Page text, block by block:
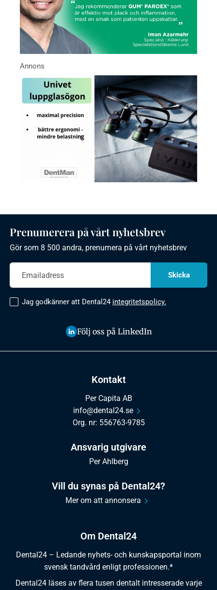
Om Dental24
Dental24 – Ledande nyhets- och kunskapsportal inom
svensk tandvård enligt professionen.*
Dental24 läses av flera tusen dentalt intresserade varje
Kontakt
Per Capita AB
info@dental24.se
Org. nr: 556763-9785
Ansvarig utgivare
Per Ahlberg
Vill du synas på Dental24?
Mer om att annonsera
Prenumerera på vårt nyhetsbrev
Gör som 8 500 andra, prenumera på vårt nyhetsbrev
Jag godkänner att Dental24 integritetspolicy.
Följ oss på LinkedIn